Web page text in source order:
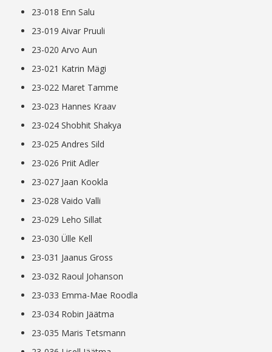
23-018 Enn Salu
23-019 Aivar Pruuli
23-020 Arvo Aun
23-021 Katrin Mägi
23-022 Maret Tamme
23-023 Hannes Kraav
23-024 Shobhit Shakya
23-025 Andres Sild
23-026 Priit Adler
23-027 Jaan Kookla
23-028 Vaido Valli
23-029 Leho Sillat
23-030 Ülle Kell
23-031 Jaanus Gross
23-032 Raoul Johanson
23-033 Emma-Mae Roodla
23-034 Robin Jäätma
23-035 Maris Tetsmann